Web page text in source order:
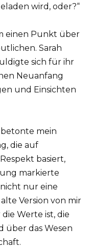
wird, oder?“
einen Punkt über
Sarah
sich für ihr
Neuanfang
und Einsichten
mein
die auf
basiert,
markierte
nur eine
Version von mir
Werte ist, die
über das Wesen